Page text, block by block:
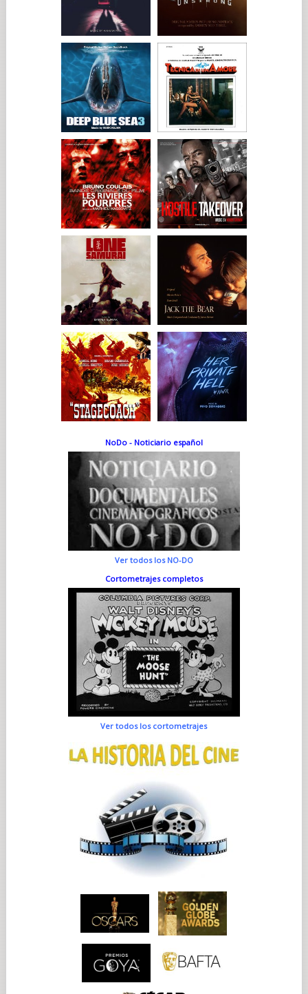
NoDo - Noticiario español
Ver todos los NO-DO
Cortometrajes completos
Ver todos los cortometrajes